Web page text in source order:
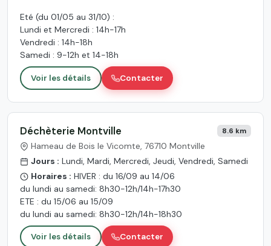
Eté (du 01/05 au 31/10) :
Lundi et Mercredi : 14h-17h
Vendredi : 14h-18h
Samedi : 9-12h et 14-18h
Voir les détails Contacter
Déchèterie Montville 8.6 km
Hameau de Bois le Vicomte, 76710 Montville
Jours : Lundi, Mardi, Mercredi, Jeudi, Vendredi, Samedi
Horaires : HIVER : du 16/09 au 14/06
du lundi au samedi: 8h30-12h/14h-17h30
ETE : du 15/06 au 15/09
du lundi au samedi: 8h30-12h/14h-18h30
Voir les détails Contacter